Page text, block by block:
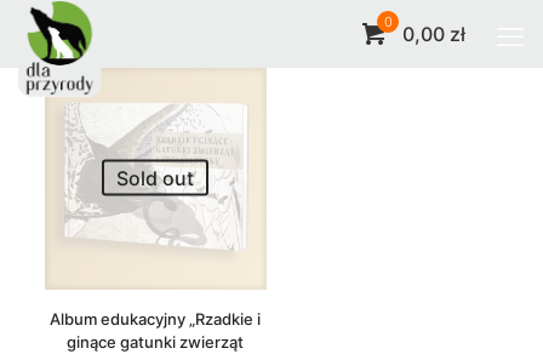
0 0,00 zł
Sold out
Album edukacyjny „Rzadkie i
ginące gatunki zwierząt